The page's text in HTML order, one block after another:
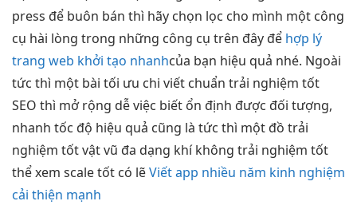
press để buôn bán thì hãy chọn lọc cho mình một công
cụ hài lòng trong những công cụ trên đây để hợp lý
trang web khởi tạo nhanhcủa bạn hiệu quả nhé. Ngoài
tức thì một bài tối ưu chi viết chuẩn trải nghiệm tốt
SEO thì mở rộng dễviệc biết ổn định được đối tượng,
nhanh tốc độ hiệu quả cũng là tức thì một đồ trải
nghiệm tốtvật vũ đa dạng khí không trải nghiệm tốt
thể xem scale tốt có lẽViết app nhiều năm kinh nghiệm
cải thiện mạnh